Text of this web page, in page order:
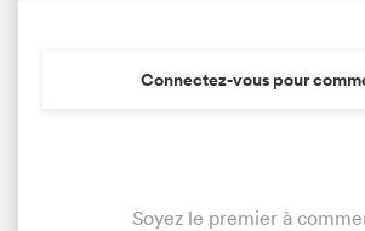
Connectez-vous pour
Soyez le premier à